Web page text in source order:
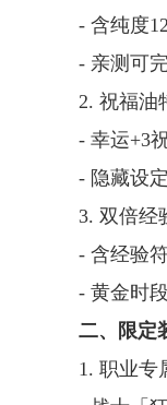
- 含纯度
- 亲测可
2. 祝福油
- 幸运+3
- 隐藏设
3. 双倍经
- 含经验
- 黄金时
二、限定
1. 职业专